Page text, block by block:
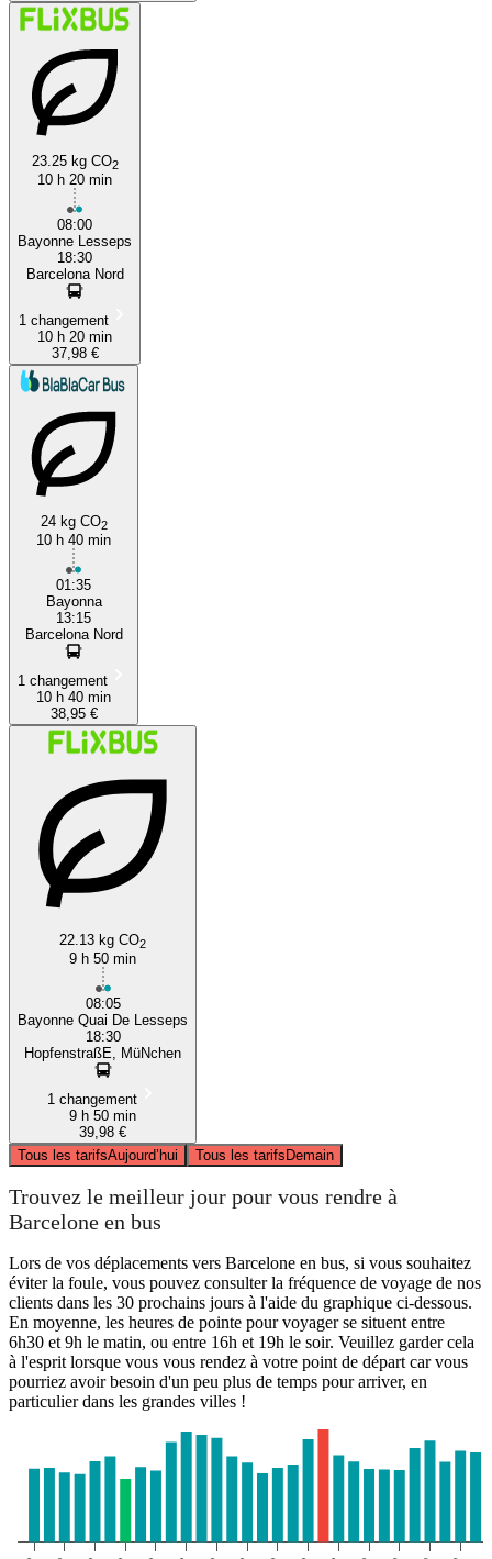
23.25 kg CO2
10 h 20 min
08:00
Bayonne Lesseps
18:30
Barcelona Nord
1 changement
10 h 20 min
37,98 €
24 kg CO2
10 h 40 min
01:35
Bayonna
13:15
Barcelona Nord
1 changement
10 h 40 min
38,95 €
22.13 kg CO2
9 h 50 min
08:05
Bayonne Quai De Lesseps
18:30
HopfenstraßE, MüNchen
1 changement
9 h 50 min
39,98 €
Tous les tarifsAujourd’hui Tous les tarifsDemain
Trouvez le meilleur jour pour vous rendre à
Barcelone en bus
Lors de vos déplacements vers Barcelone en bus, si vous souhaitez
éviter la foule, vous pouvez consulter la fréquence de voyage de nos
clients dans les 30 prochains jours à l'aide du graphique ci-dessous.
En moyenne, les heures de pointe pour voyager se situent entre
6h30 et 9h le matin, ou entre 16h et 19h le soir. Veuillez garder cela
à l'esprit lorsque vous vous rendez à votre point de départ car vous
pourriez avoir besoin d'un peu plus de temps pour arriver, en
particulier dans les grandes villes !